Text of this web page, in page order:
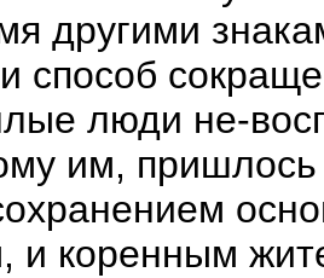
другими
способ
люди не-
им,
и коренным